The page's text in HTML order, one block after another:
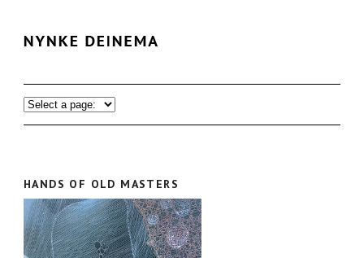
HANDS OF OLD MASTERS